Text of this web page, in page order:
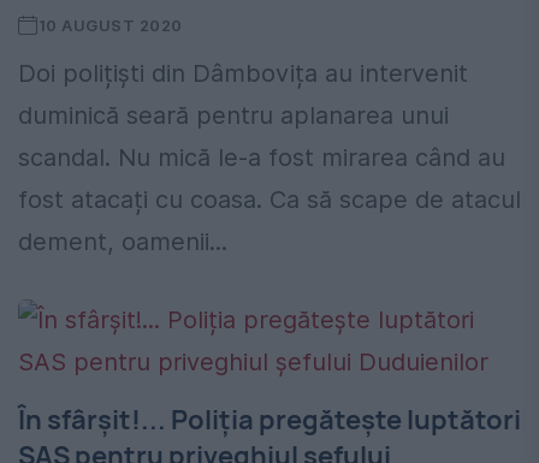
10 AUGUST 2020
Doi polițiști din Dâmbovița au intervenit
duminică seară pentru aplanarea unui
scandal. Nu mică le-a fost mirarea când au
fost atacați cu coasa. Ca să scape de atacul
dement, oamenii...
În sfârșit!... Poliția pregătește luptători